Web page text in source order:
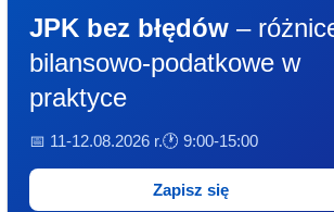
JPK bez błędów –
bilansowo-podatkowe w
praktyce
📅 11-12.08.2026 r.🕐 9:00-15:00
Zapisz się